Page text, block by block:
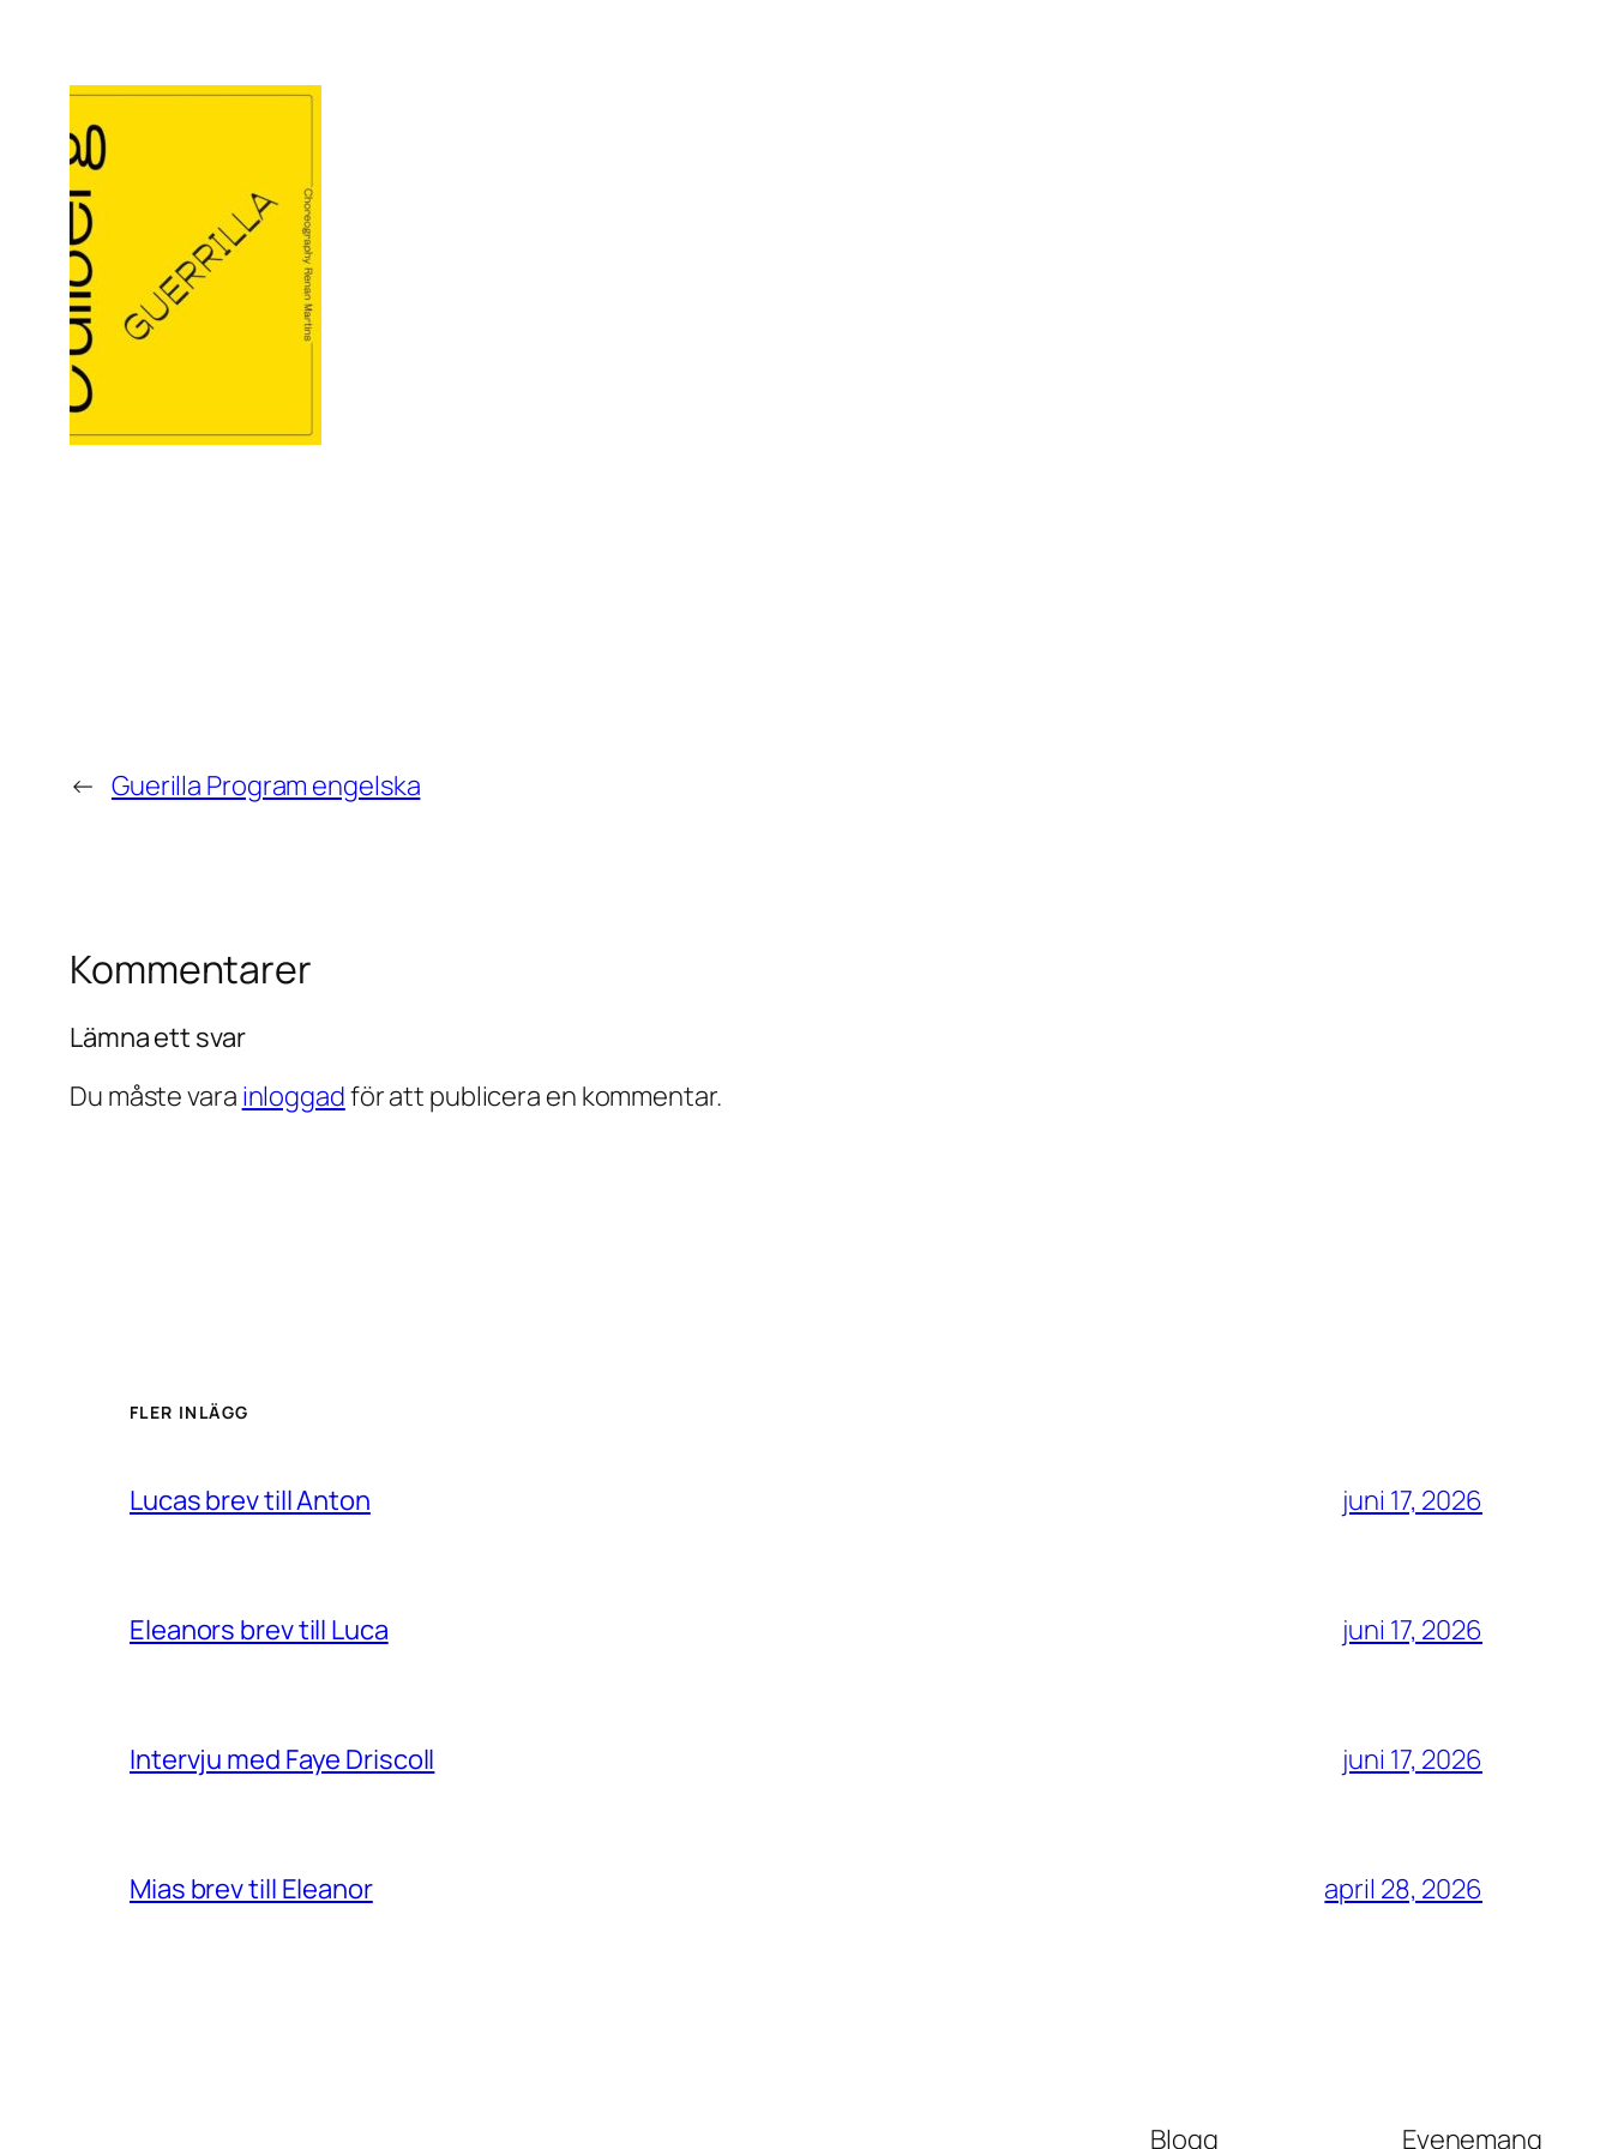
← Guerilla Program engelska
Kommentarer
Lämna ett svar
Du måste vara inloggadför att publicera en kommentar.
FLER INLÄGG
Lucas brev till Anton juni 17, 2026
Eleanors brev till Luca juni 17, 2026
Intervju med Faye Driscoll juni 17, 2026
Mias brev till Eleanor april 28, 2026
Blogg Evenemang